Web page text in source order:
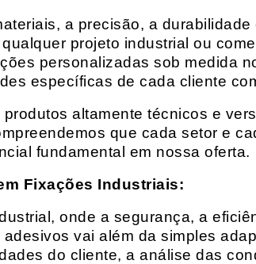
a precisão, a
projeto industrial ou
personalizadas sob medida
específicas de cada cliente
altamente técnicos e
que cada setor e
fundamental em nossa oferta.
Fixações Industriais:
onde a segurança, a
vai além da simples
do cliente, a análise das